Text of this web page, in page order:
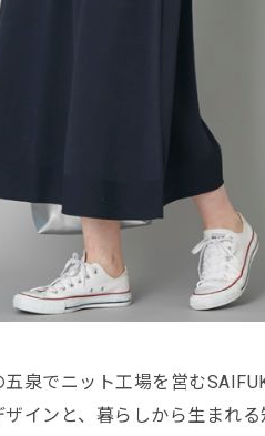
泉でニット工場を営む
インと、暮らしから生まれ